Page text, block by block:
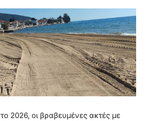
το 2026, οι βραβευμένες ακτές με